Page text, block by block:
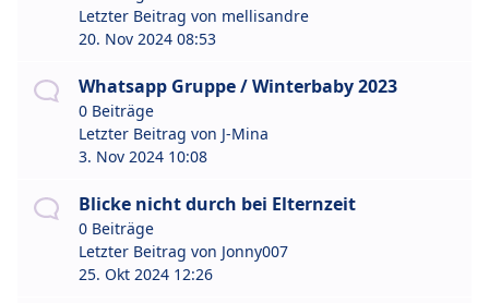
Letzter Beitrag von mellisandre
20. Nov 2024 08:53
Whatsapp Gruppe / Winterbaby 2023
0 Beiträge
Letzter Beitrag von J-Mina
3. Nov 2024 10:08
Blicke nicht durch bei Elternzeit
0 Beiträge
Letzter Beitrag von Jonny007
25. Okt 2024 12:26